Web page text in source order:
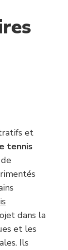
et
tennis
dans la
et les
Ils